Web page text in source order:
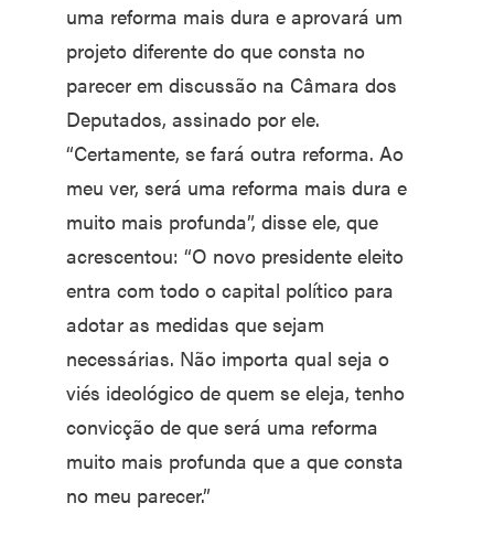
uma reforma mais dura e aprovará um
projeto diferente do que consta no
parecer em discussão na Câmara dos
Deputados, assinado por ele.
“Certamente, se fará outra reforma. Ao
meu ver, será uma reforma mais dura e
muito mais profunda”, disse ele, que
acrescentou: “O novo presidente eleito
entra com todo o capital político para
adotar as medidas que sejam
necessárias. Não importa qual seja o
viés ideológico de quem se eleja, tenho
convicção de que será uma reforma
muito mais profunda que a que consta
no meu parecer.”